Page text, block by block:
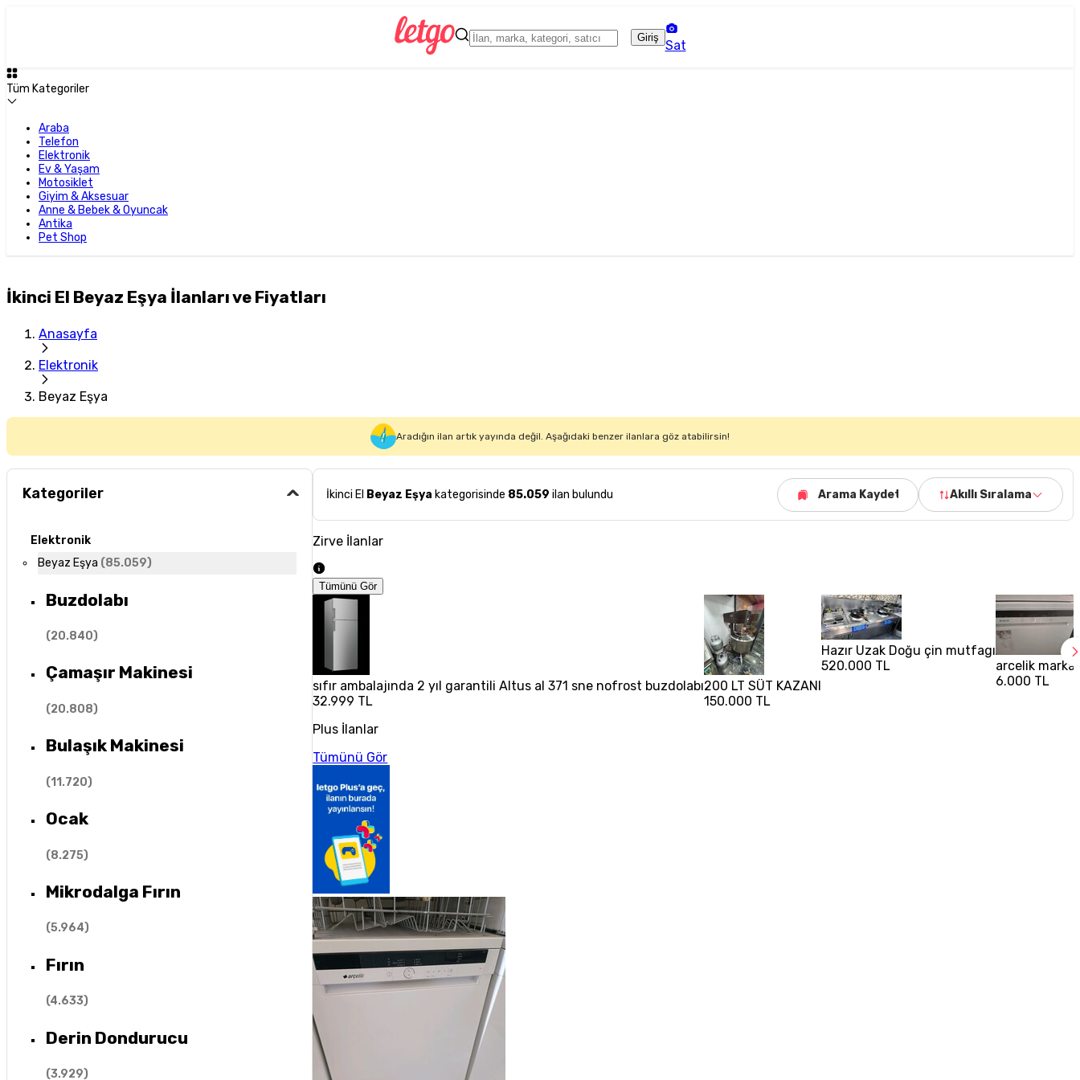
Giriş
Sat
Tüm Kategoriler
Araba
Telefon
Elektronik
Ev & Yaşam
Motosiklet
Giyim & Aksesuar
Anne & Bebek & Oyuncak
Antika
Pet Shop
İkinci El Beyaz Eşya İlanları ve Fiyatları
Anasayfa
Elektronik
Beyaz Eşya
Aradığın ilan artık yayında değil. Aşağıdaki benzer ilanlara göz atabilirsin!
Kategoriler
Elektronik
Beyaz Eşya (85.059)
Buzdolabı
(20.840)
Çamaşır Makinesi
(20.808)
Bulaşık Makinesi
(11.720)
Ocak
(8.275)
Mikrodalga Fırın
(5.964)
Fırın
(4.633)
Derin Dondurucu
(3.929)
İkinci El Beyaz Eşya kategorisinde 85.059 ilan bulundu Arama Kaydet Akıllı Sıralama
Zirve İlanlar
Tümünü Gör
sıfır ambalajında 2 yıl garantili Altus al 371 sne nofrost buzdolabı
32.999 TL
200 LT SÜT KAZANI
150.000 TL
Hazır Uzak Doğu çin mutfagı
520.000 TL
arcelik marka
6.000 TL
Plus İlanlar
Tümünü Gör